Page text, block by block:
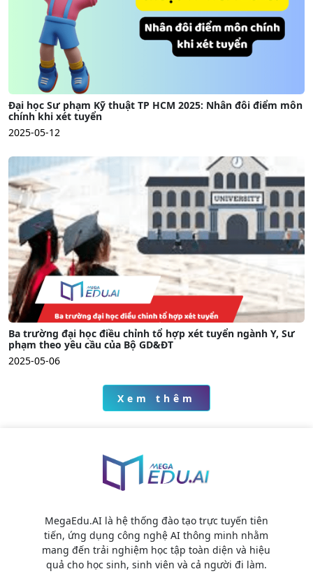
Đại học Sư phạm Kỹ thuật TP HCM 2025: Nhân đôi điểm môn
chính khi xét tuyển
2025-05-12
Ba trường đại học điều chỉnh tổ hợp xét tuyển ngành Y, Sư
phạm theo yêu cầu của Bộ GD&ĐT
2025-05-06
Xem thêm
MegaEdu.AI là hệ thống đào tạo trực tuyến tiên
tiến, ứng dụng công nghệ AI thông minh nhằm
mang đến trải nghiệm học tập toàn diện và hiệu
quả cho học sinh, sinh viên và cả người đi làm.